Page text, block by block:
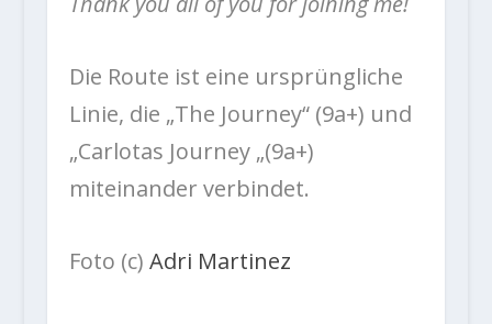
Die Route ist eine ursprüngliche
Linie, die „The Journey“ (9a+) und
„Carlotas Journey „(9a+)
miteinander verbindet.
Foto (c) Adri Martinez